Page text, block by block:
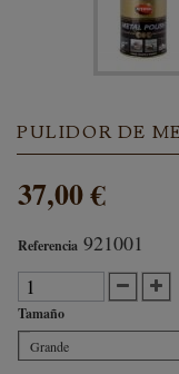
PULIDOR DE
37,00 €
Referencia 921001
Tamaño
Grande